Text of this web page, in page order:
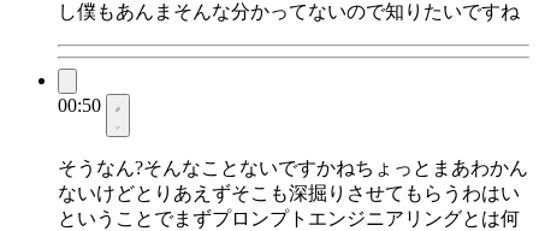
し僕もあんまそんな分かってないので知りたいですね
00:50
そうなん?そんなことないですかねちょっとまあわかん
ないけどとりあえずそこも深掘りさせてもらうわはい
ということでまずプロンプトエンジニアリングとは何